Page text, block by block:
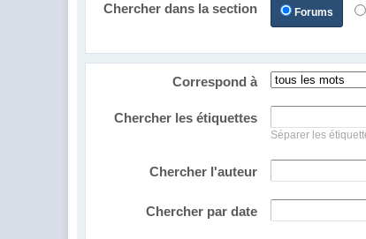
Chercher dans la section Forums
Correspond à
Chercher les étiquettes
Séparer les
Chercher l'auteur
Chercher par date